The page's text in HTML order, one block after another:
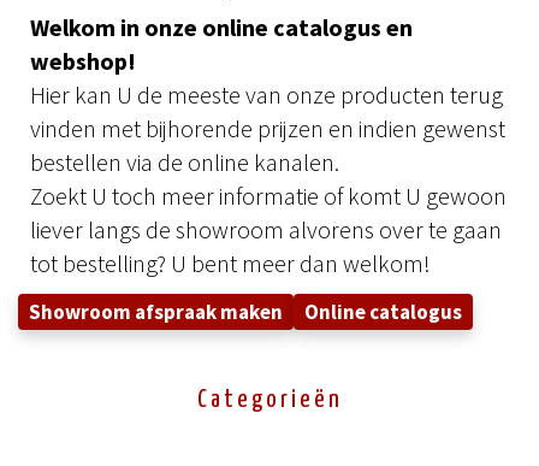
Welkom in onze online catalogus en
webshop!
Hier kan U de meeste van onze producten terug
vinden met bijhorende prijzen en indien gewenst
bestellen via de online kanalen.
Zoekt U toch meer informatie of komt U gewoon
liever langs de showroom alvorens over te gaan
tot bestelling? U bent meer dan welkom!
Showroom afspraak maken Online catalogus
Categorieën